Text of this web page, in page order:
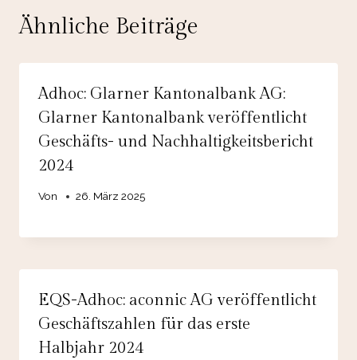
Ähnliche Beiträge
Adhoc: Glarner Kantonalbank AG:
Glarner Kantonalbank veröffentlicht
Geschäfts- und Nachhaltigkeitsbericht
2024
Von 26. März 2025
EQS-Adhoc: aconnic AG veröffentlicht
Geschäftszahlen für das erste
Halbjahr 2024